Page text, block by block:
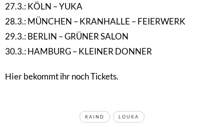
27.3.: KÖLN – YUKA
28.3.: MÜNCHEN – KRANHALLE – FEIERWERK
29.3.: BERLIN – GRÜNER SALON
30.3.: HAMBURG – KLEINER DONNER
Hierbekommt ihr noch Tickets.
KAIND LOUKA